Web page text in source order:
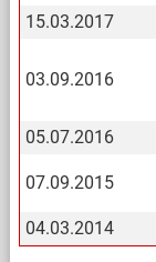
15.03.2017
03.09.2016
05.07.2016
07.09.2015
04.03.2014